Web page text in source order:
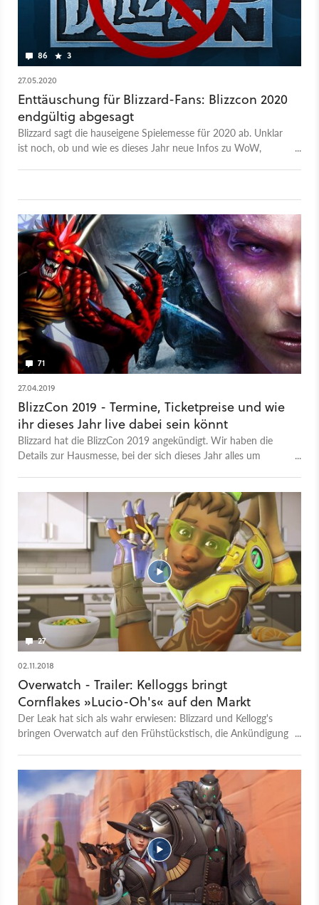
86 3
27.05.2020
Enttäuschung für Blizzard-Fans: Blizzcon 2020
endgültig abgesagt
Blizzard sagt die hauseigene Spielemesse für 2020 ab. Unklar
ist noch, ob und wie es dieses Jahr neue Infos zu WoW,
71
27.04.2019
BlizzCon 2019 - Termine, Ticketpreise und wie
ihr dieses Jahr live dabei sein könnt
Blizzard hat die BlizzCon 2019 angekündigt. Wir haben die
Details zur Hausmesse, bei der sich dieses Jahr alles um
27
02.11.2018
Overwatch - Trailer: Kelloggs bringt
Cornflakes »Lucio-Oh's« auf den Markt
Der Leak hat sich als wahr erwiesen: Blizzard und Kellogg's
bringen Overwatch auf den Frühstückstisch, die Ankündigung
von der Form her mit den hierzulande bekannten Kellogg's
Froot Loops identisch sind. Lucio-Oh's erscheinen zunächst
nur in den USA, und zwar im Dezember 2018. Ob auch ein
internationaler Release der Süßigkeit folgt, hängt sicher auch
mit dem Erfolg in Amerika zusammen. Die Overwatch-
Cornflakes sind aber nicht das Einzige, worüber sich Fans von
Blizzards Heldenshooter freuen können. Auch auf der Blizzcon
2018 stellte Blizzard nämlich die 29. Heldin vor: Outlaw und
McCree-Gegenspielerin Ashe.